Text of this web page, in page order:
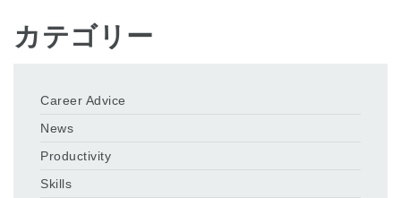
カテゴリー
Career Advice
News
Productivity
Skills